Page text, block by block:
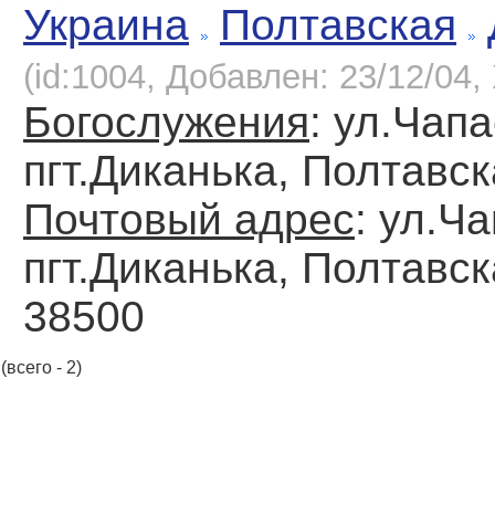
Украина
Полтавская
(id:1004, Добавлен: 23/12/04,
Богослужения:
пгт.Диканька,
Почтовый адрес:
пгт.Диканька,
38500
(всего - 2)